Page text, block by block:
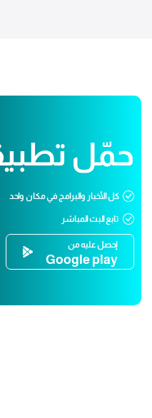
حمّل
كل الأخبار والبرامج في مكان واحد
تابع البث المباشر
إحصل عليه من
Google play